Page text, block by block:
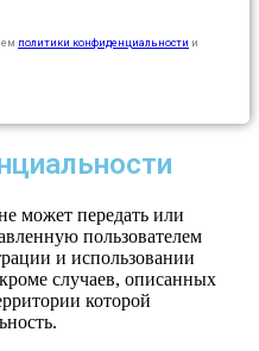
политики конфиденциальности и
может передать или
пользователем
и использовании
случаев, описанных
которой